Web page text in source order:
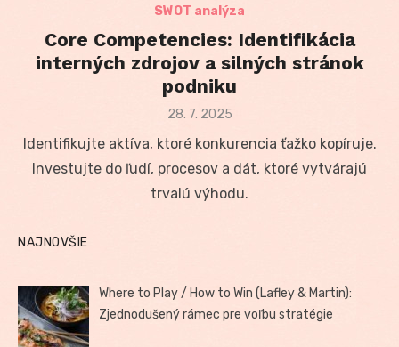
SWOT analýza
Core Competencies: Identifikácia
interných zdrojov a silných stránok
podniku
Posted
28. 7. 2025
Identifikujte aktíva, ktoré konkurencia ťažko kopíruje.
Investujte do ľudí, procesov a dát, ktoré vytvárajú
trvalú výhodu.
NAJNOVŠIE
Where to Play / How to Win (Lafley & Martin):
Zjednodušený rámec pre voľbu stratégie